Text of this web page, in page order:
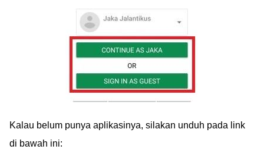
Kalau belum punya aplikasinya, silakan unduh pada link
di bawah ini: